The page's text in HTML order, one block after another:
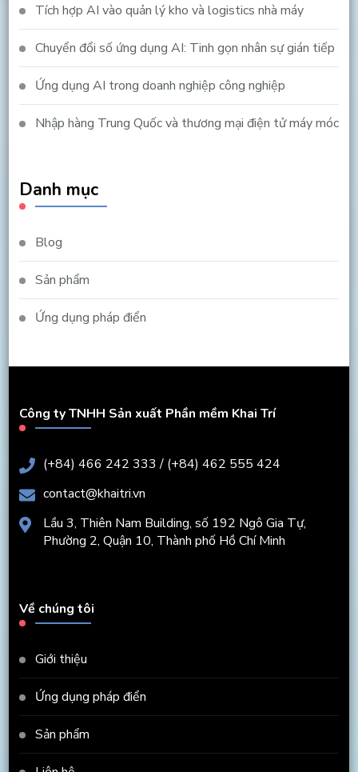
Tích hợp AI vào quản lý kho và logistics nhà máy
Chuyển đổi số ứng dụng AI: Tinh gọn nhân sự gián tiếp
Ứng dụng AI trong doanh nghiệp công nghiệp
Nhập hàng Trung Quốc và thương mại điện tử máy móc
Danh mục
Blog
Sản phẩm
Ứng dụng pháp điển
Công ty TNHH Sản xuất Phần mềm Khai Trí
(+84) 466 242 333 / (+84) 462 555 424
contact@khaitri.vn
Lầu 3, Thiên Nam Building, số 192 Ngô Gia Tự,
Phường 2, Quận 10, Thành phố Hồ Chí Minh
Về chúng tôi
Giới thiệu
Ứng dụng pháp điển
Sản phẩm